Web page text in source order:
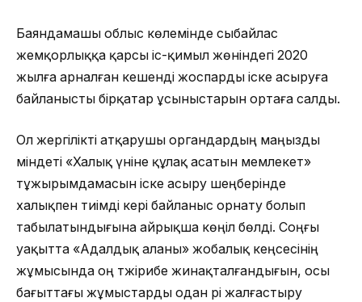
Баяндамашы облыс көлемінде сыбайлас
жемқорлыққа қарсы іс-қимыл жөніндегі 2020
жылға арналған кешенді жоспарды іске асыруға
байланысты бірқатар ұсыныстарын ортаға салды.
Ол жергілікті атқарушы органдардың маңызды
міндеті «Халық үніне құлақ асатын мемлекет»
тұжырымдамасын іске асыру шеңберінде
халықпен тиімді кері байланыс орнату болып
табылатындығына айрықша көңіл бөлді. Соңғы
уақытта «Адалдық аланы» жобалық кеңсесінің
жұмысында оң тәжірибе жинақталғандығын, осы
бағыттағы жұмыстарды одан әрі жалғастыру